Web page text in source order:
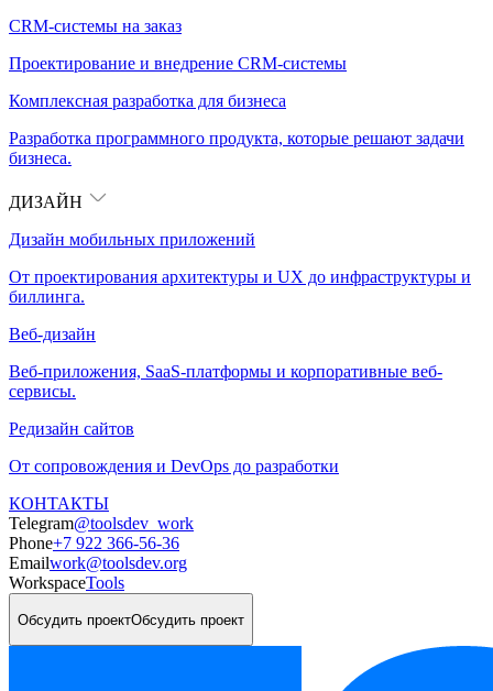
CRM-системы на заказ
Проектирование и внедрение CRM-системы
Комплексная разработка для бизнеса
Разработка программного продукта, которые решают задачи
бизнеса.
ДИЗАЙН
Дизайн мобильных приложений
От проектирования архитектуры и UX до инфраструктуры и
биллинга.
Веб-дизайн
Веб-приложения, SaaS-платформы и корпоративные веб-
сервисы.
Редизайн сайтов
От сопровождения и DevOps до разработки
КОНТАКТЫ
Telegram@toolsdev_work
Phone+7 922 366-56-36
Emailwork@toolsdev.org
WorkspaceTools
Обсудить проектОбсудить проект